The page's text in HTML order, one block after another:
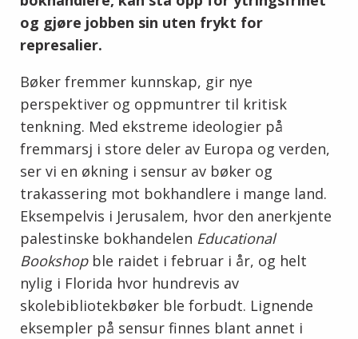
og gjøre jobben sin uten frykt for
represalier.
Bøker fremmer kunnskap, gir nye
perspektiver og oppmuntrer til kritisk
tenkning. Med ekstreme ideologier på
fremmarsj i store deler av Europa og verden,
ser vi en økning i sensur av bøker og
trakassering mot bokhandlere i mange land.
Eksempelvis i Jerusalem, hvor den anerkjente
palestinske bokhandelen Educational
Bookshopble raidet i februar i år, og helt
nylig i Florida hvor hundrevis av
skolebibliotekbøker ble forbudt. Lignende
eksempler på sensur finnes blant annet i